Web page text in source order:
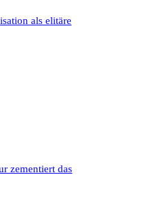
als elitäre
zementiert das